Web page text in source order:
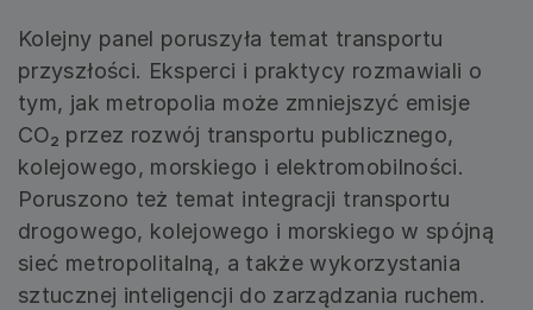
Kolejny panel poruszyła temat transportu
przyszłości. Eksperci i praktycy rozmawiali o
tym, jak metropolia może zmniejszyć emisje
CO₂ przez rozwój transportu publicznego,
kolejowego, morskiego i elektromobilności.
Poruszono też temat integracji transportu
drogowego, kolejowego i morskiego w spójną
sieć metropolitalną, a także wykorzystania
sztucznej inteligencji do zarządzania ruchem.